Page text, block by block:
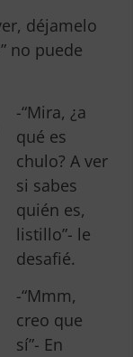
déjamelo
no puede
-“Mira, ¿a
qué es
chulo? A ver
si sabes
quién es,
listillo”- le
desafié.
-“Mmm,
creo que
sí”- En